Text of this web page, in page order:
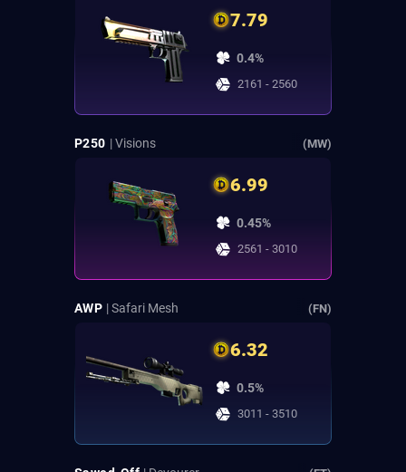
7.79
0.4%
2161 - 2560
P250 | Visions (MW)
6.99
0.45%
2561 - 3010
AWP | Safari Mesh (FN)
6.32
0.5%
3011 - 3510